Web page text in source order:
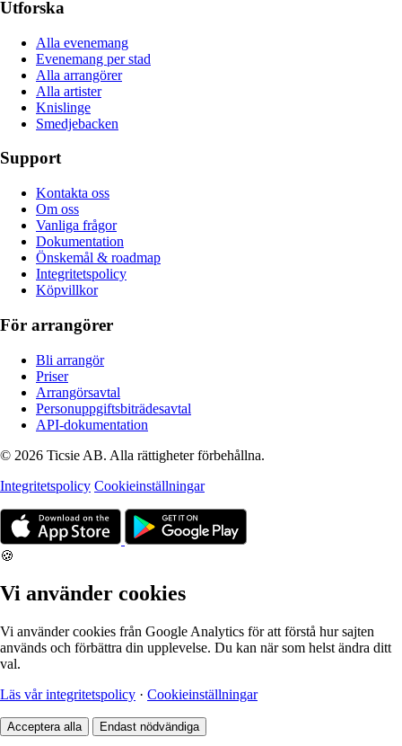
Utforska
Alla evenemang
Evenemang per stad
Alla arrangörer
Alla artister
Knislinge
Smedjebacken
Support
Kontakta oss
Om oss
Vanliga frågor
Dokumentation
Önskemål & roadmap
Integritetspolicy
Köpvillkor
För arrangörer
Bli arrangör
Priser
Arrangörsavtal
Personuppgiftsbiträdesavtal
API-dokumentation
© 2026 Ticsie AB. Alla rättigheter förbehållna.
Integritetspolicy Cookieinställningar
🍪
Vi använder cookies
Vi använder cookies från Google Analytics för att förstå hur sajten
används och förbättra din upplevelse. Du kan när som helst ändra ditt
val.
Läs vår integritetspolicy · Cookieinställningar
Acceptera alla Endast nödvändiga